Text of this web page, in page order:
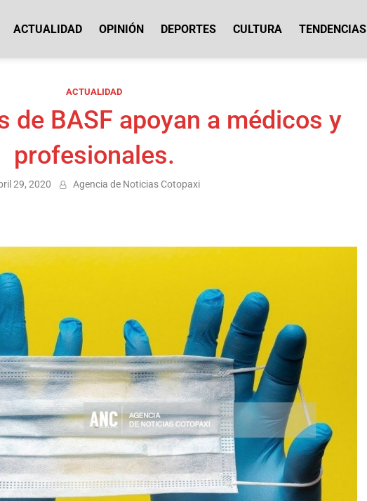
ACTUALIDAD OPINIÓN DEPORTES CULTURA TENDENCIAS
ACTUALIDAD
de BASF apoyan a médicos y
profesionales.
29, 2020 Agencia de Noticias Cotopaxi